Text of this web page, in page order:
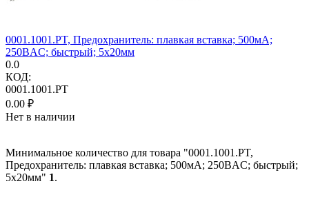
0001.1001.PT, Предохранитель: плавкая вставка; 500мА;
250ВAC; быстрый; 5x20мм
0.0
КОД:
0001.1001.PT
0.00 ₽
Нет в наличии
Минимальное количество для товара "0001.1001.PT,
Предохранитель: плавкая вставка; 500мА; 250ВAC; быстрый;
5x20мм" 1.